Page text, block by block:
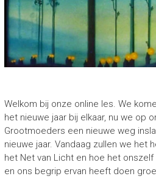
Welkom bij onze online les. We
het nieuwe jaar bij elkaar, nu we op
Grootmoeders een nieuwe weg
nieuwe jaar. Vandaag zullen we het
het Net van Licht en hoe het
en ons begrip ervan heeft doen